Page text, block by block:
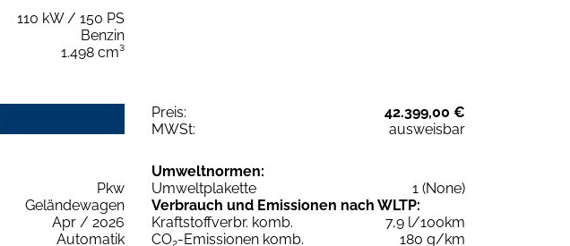
110 kW / 150 PS
Benzin
1.498 cm³
Preis:
42.399,00 €
MWSt:
ausweisbar
Pkw
Geländewagen
Apr / 2026
Automatik
Umweltnormen:
Umweltplakette
1 (None)
Verbrauch und Emissionen nach WLTP:
Kraftstoffverbr. komb.
7,9 l/100km
CO2-Emissionen komb.
180 g/km